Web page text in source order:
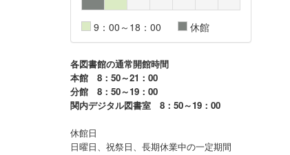
9：00～18：00 休館
各図書館の通常開館時間
本館 8：50～21：00
分館 8：50～19：00
関内デジタル図書室 8：50～19：00
休館日
日曜日、祝祭日、長期休業中の一定期間